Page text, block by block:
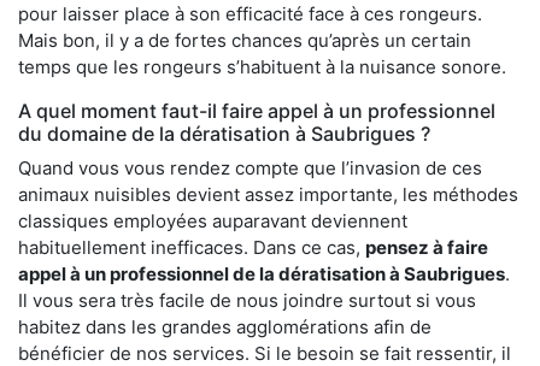
pour laisser place à son efficacité face à ces rongeurs.
Mais bon, il y a de fortes chances qu’après un certain
temps que les rongeurs s’habituent à la nuisance sonore.
A quel moment faut-il faire appel à un professionnel
du domaine de la dératisation à Saubrigues ?
Quand vous vous rendez compte que l’invasion de ces
animaux nuisibles devient assez importante, les méthodes
classiques employées auparavant deviennent
habituellement inefficaces. Dans ce cas, pensez à faire
appel à un professionnel de la dératisation à Saubrigues.
Il vous sera très facile de nous joindre surtout si vous
habitez dans les grandes agglomérations afin de
bénéficier de nos services. Si le besoin se fait ressentir, il